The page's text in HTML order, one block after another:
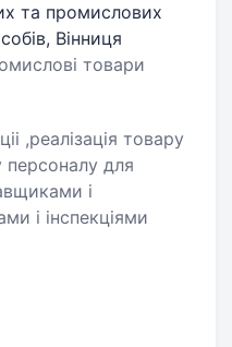
та промислових
Вінниця
товари
,реалізація товару
персоналу для
і
і інспекціями